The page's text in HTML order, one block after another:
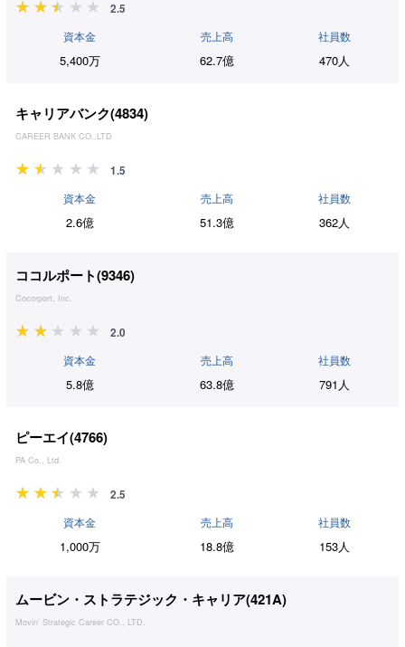
2.5
資本金
5,400万
売上高
62.7億
社員数
470人
キャリアバンク(4834)
CAREER BANK CO.,LTD
1.5
資本金
2.6億
売上高
51.3億
社員数
362人
ココルポート(9346)
Cocorport, Inc.
2.0
資本金
5.8億
売上高
63.8億
社員数
791人
ピーエイ(4766)
PA Co., Ltd.
2.5
資本金
1,000万
売上高
18.8億
社員数
153人
ムービン・ストラテジック・キャリア(421A)
Movin' Strategic Career CO., LTD.